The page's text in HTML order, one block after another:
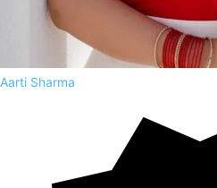
Aarti Sharma